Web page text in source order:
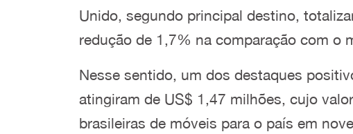
Unido, segundo principal destino,
redução de 1,7% na comparação com o
Nesse sentido, um dos destaques
atingiram de US$ 1,47 milhões, cujo
brasileiras de móveis para o país em